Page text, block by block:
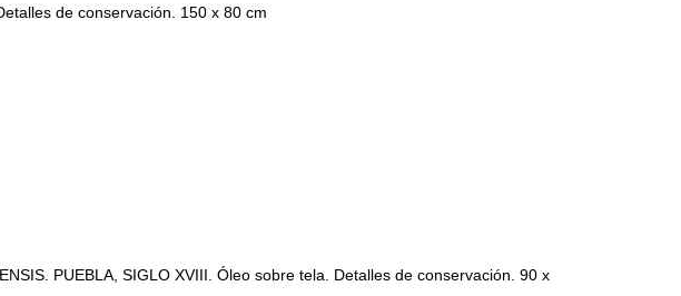
de conservación. 150 x 80 cm
PUEBLA, SIGLO XVIII. Óleo sobre tela. Detalles de conservación. 90 x